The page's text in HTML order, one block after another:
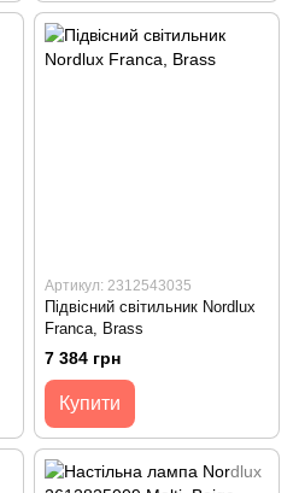
Артикул: 2312543035
Підвісний світильник Nordlux
Franca, Brass
7 384 грн
Купити